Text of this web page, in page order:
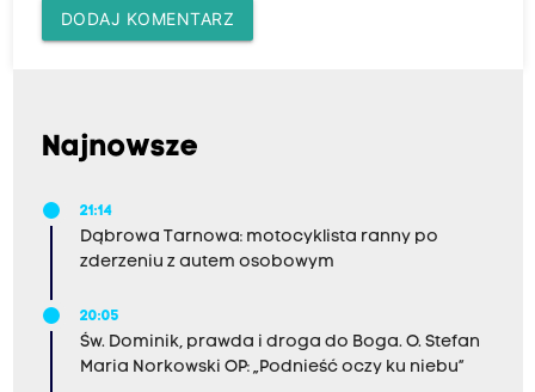
DODAJ KOMENTARZ
Najnowsze
21:14
Dąbrowa Tarnowa: motocyklista ranny po
zderzeniu z autem osobowym
20:05
Św. Dominik, prawda i droga do Boga. O. Stefan
Maria Norkowski OP: „Podnieść oczy ku niebu”